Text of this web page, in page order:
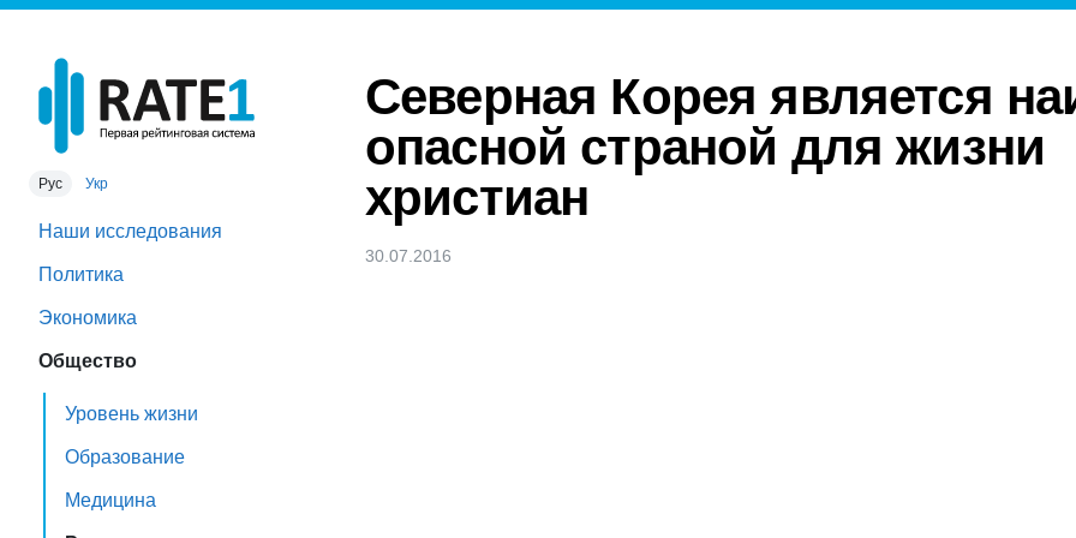
Рус Укр
Наши исследования
Политика
Экономика
Общество
Уровень жизни
Образование
Медицина
Северная Корея является
опасной страной для жизни
христиан
30.07.2016